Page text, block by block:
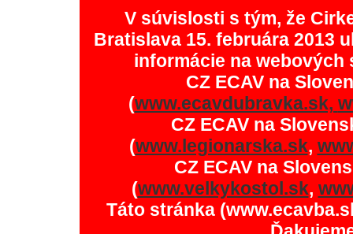
V súvislosti s tým, že
Bratislava 15. februára 2013
informácie na
CZ ECAV na
(www.ecavdubravka.sk,
CZ ECAV na
(www.legionarska.sk,
CZ ECAV na
(www.velkykostol.sk,
Táto stránka